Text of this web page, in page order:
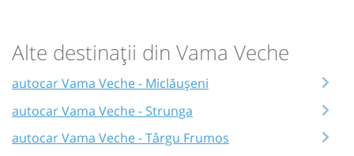
Alte destinații din Vama Veche
autocar Vama Veche - Miclăușeni
autocar Vama Veche - Strunga
autocar Vama Veche - Târgu Frumos